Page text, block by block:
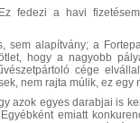
fedezi a havi
sem alapítvány; a
hogy a nagyobb
cége
nem rajta múlik, ez egy
azok egyes darabjai is
emiatt